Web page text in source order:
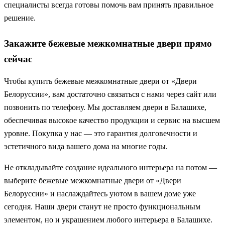
специалисты всегда готовы помочь вам принять правильное
решение.
Закажите бежевые межкомнатные двери прямо
сейчас
Чтобы купить бежевые межкомнатные двери от «Двери
Белоруссии», вам достаточно связаться с нами через сайт или
позвонить по телефону. Мы доставляем двери в Балашихе,
обеспечивая высокое качество продукции и сервис на высшем
уровне. Покупка у нас — это гарантия долговечности и
эстетичного вида вашего дома на многие годы.
Не откладывайте создание идеального интерьера на потом —
выберите бежевые межкомнатные двери от «Двери
Белоруссии» и наслаждайтесь уютом в вашем доме уже
сегодня. Наши двери станут не просто функциональным
элементом, но и украшением любого интерьера в Балашихе.